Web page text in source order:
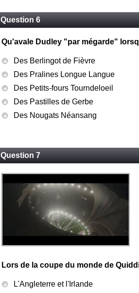
Question 6
Qu'avale Dudley "par mégarde"
Des Berlingot de Fièvre
Des Pralines Longue Langue
Des Petits-fours Tourndeloeil
Des Pastilles de Gerbe
Des Nougats Néansang
Question 7
Lors de la coupe du monde de
L'Angleterre et l'Irlande